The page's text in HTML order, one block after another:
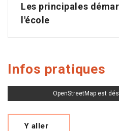
Les principales
l'école
Infos pratiques
OpenStreetMap est
Y aller